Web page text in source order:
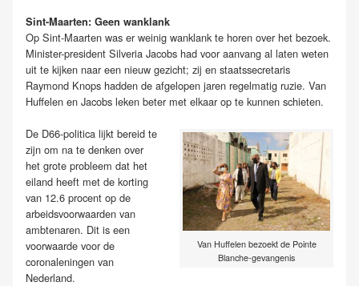
Sint-Maarten: Geen wanklank
Op Sint-Maarten was er weinig wanklank te horen over het bezoek.
Minister-president Silveria Jacobs had voor aanvang al laten weten
uit te kijken naar een nieuw gezicht; zij en staatssecretaris
Raymond Knops hadden de afgelopen jaren regelmatig ruzie. Van
Huffelen en Jacobs leken beter met elkaar op te kunnen schieten.
Van Huffelen bezoekt de Pointe
Blanche-gevangenis
De D66-politica lijkt bereid te
zijn om na te denken over
het grote probleem dat het
eiland heeft met de korting
van 12.6 procent op de
arbeidsvoorwaarden van
ambtenaren. Dit is een
voorwaarde voor de
coronaleningen van
Nederland.